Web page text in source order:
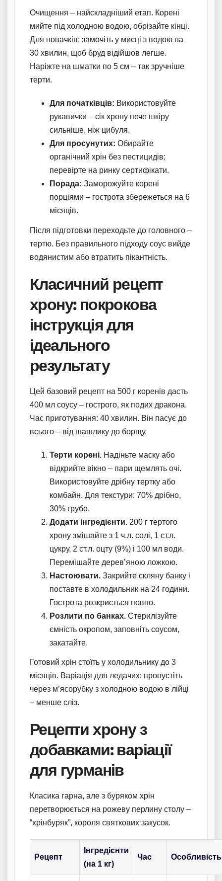
Очищення – найскладніший етап. Корені
мийте під холодною водою, обрізайте кінці.
Для новачків: замочіть у мисці з водою на
30 хвилин, щоб бруд відійшов легше.
Наріжте на шматки по 5 см – так зручніше
терти.
Для початківців: Використовуйте
рукавички – сік хрону пече шкіру
сильніше, ніж цибуля.
Для просунутих: Обирайте
органічний хрін без пестицидів;
перевірте на ринку сертифікати.
Порада: Заморожуйте корені
порціями – гострота збережеться на 6
місяців.
Після підготовки переходьте до головного –
тертю. Без правильного підходу соус вийде
водянистим або втратить пікантність.
Класичний рецепт
хрону: покрокова
інструкція для
ідеального
результату
Цей базовий рецепт на 500 г коренів дасть
400 мл соусу – гострого, як подих дракона.
Час приготування: 40 хвилин. Він пасує до
всього – від шашлику до борщу.
Терти корені. Надіньте маску або
відкрийте вікно – пари щемлять очі.
Використовуйте дрібну тертку або
комбайн. Для текстури: 70% дрібно,
30% грубо.
Додати інгредієнти. 200 г тертого
хрону змішайте з 1 ч.л. солі, 1 ст.л.
цукру, 2 ст.л. оцту (9%) і 100 мл води.
Перемішайте дерев’яною ложкою.
Настоювати. Закрийте скляну банку і
поставте в холодильник на 24 години.
Гострота розкриється повно.
Розлити по банках. Стерилізуйте
ємність окропом, заповніть соусом,
закатайте.
Готовий хрін стоїть у холодильнику до 3
місяців. Варіація для ледачих: пропустіть
через м’ясорубку з холодною водою в лійці
– менше сліз.
Рецепти хрону з
добавками: варіації
для гурманів
Класика гарна, але з буряком хрін
перетворюється на рожеву перлину столу –
“хрінбуряк”, короля святкових закусок.
Рецепт
Інгредієнти
(на 1 кг)
Час Особливість